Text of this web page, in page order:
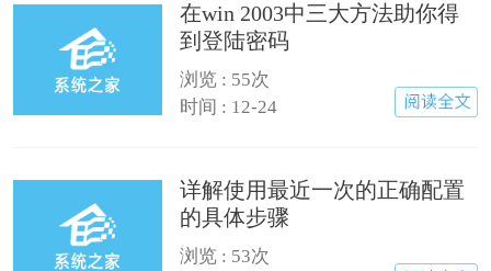
在win 2003中三大方法助你得
到登陆密码
浏览 : 55次
时间 : 12-24
详解使用最近一次的正确配置
的具体步骤
浏览 : 53次